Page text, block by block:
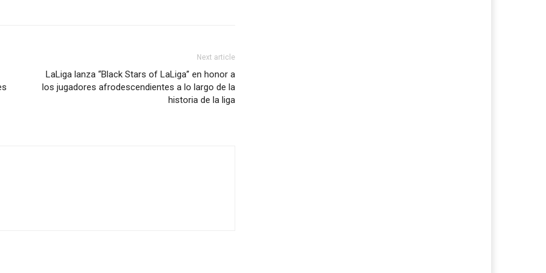
Next article
LaLiga lanza “Black Stars of LaLiga” en honor a
los jugadores afrodescendientes a lo largo de la
historia de la liga